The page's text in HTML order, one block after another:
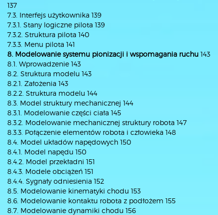
137
7.3. Interfejs użytkownika 139
7.3.1. Stany logiczne pilota 139
7.3.2. Struktura pilota 140
7.3.3. Menu pilota 141
8. Modelowanie systemu pionizacji i wspomagania ruchu 143
8.1. Wprowadzenie 143
8.2. Struktura modelu 143
8.2.1. Założenia 143
8.2.2. Struktura modelu 144
8.3. Model struktury mechanicznej 144
8.3.1. Modelowanie części ciała 145
8.3.2. Modelowanie mechanicznej struktury robota 147
8.3.3. Połączenie elementów robota i człowieka 148
8.4. Model układów napędowych 150
8.4.1. Model napędu 150
8.4.2. Model przekładni 151
8.4.3. Modele obciążeń 151
8.4.4. Sygnały odniesienia 152
8.5. Modelowanie kinematyki chodu 153
8.6. Modelowanie kontaktu robota z podłożem 155
8.7. Modelowanie dynamiki chodu 156